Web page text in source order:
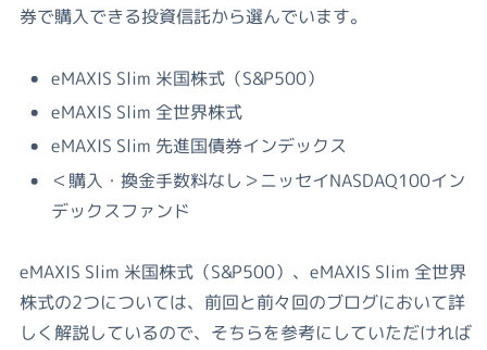
券で購入できる投資信託から選んでいます。
eMAXIS Slim 米国株式（S&P500）
eMAXIS Slim 全世界株式
eMAXIS Slim 先進国債券インデックス
＜購入・換金手数料なし＞ニッセイNASDAQ100イン
デックスファンド
eMAXIS Slim 米国株式（S&P500）、eMAXIS Slim 全世界
株式の2つについては、前回と前々回のブログにおいて詳
しく解説しているので、そちらを参考にしていただければ